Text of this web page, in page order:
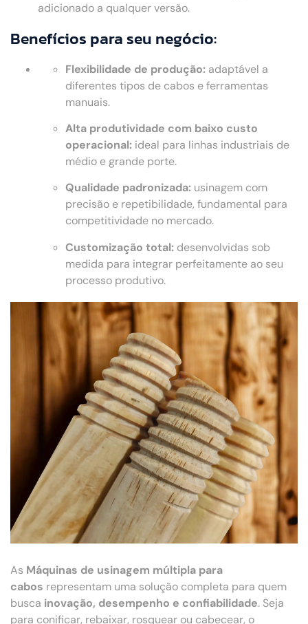
adicionado a qualquer versão.
Benefícios para seu negócio:
Flexibilidade de produção: adaptável a
diferentes tipos de cabos e ferramentas
manuais.
Alta produtividade com baixo custo
operacional: ideal para linhas industriais de
médio e grande porte.
Qualidade padronizada: usinagem com
precisão e repetibilidade, fundamental para
competitividade no mercado.
Customização total: desenvolvidas sob
medida para integrar perfeitamente ao seu
processo produtivo.
As Máquinas de usinagem múltipla para
cabos representam uma solução completa para quem
busca inovação, desempenho e confiabilidade. Seja
para conificar, rebaixar, rosquear ou cabecear, o